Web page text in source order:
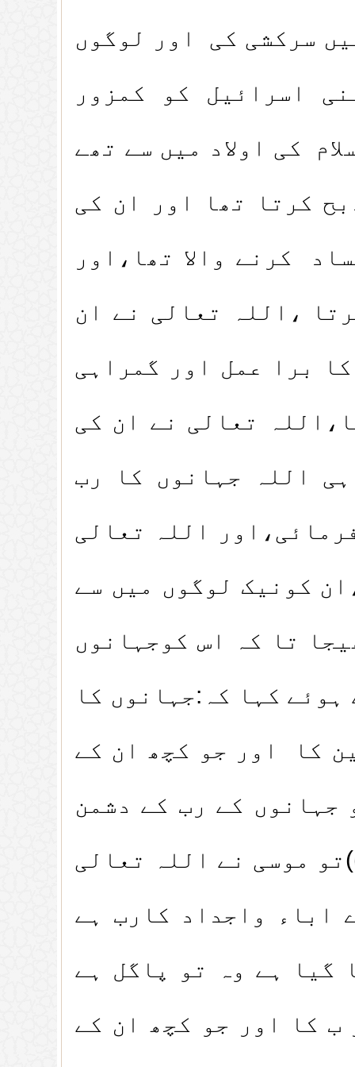
سرکشی کی اور لوگوں
اسرائیل کو کمزور
کی اولاد میں سے تھے
کرتا تھا اور ان کی
کرنے والا تھا،اور
،اللہ تعالی نے ان
برا عمل اور گمراہی
تعالی نے ان کی
اللہ جہانوں کا رب
اللہ تعالی
کونیک لوگوں میں سے
تا کہ اس کوجہانوں
کہا کہ:جہانوں کا
کا اور جو کچھ ان کے
جہانوں کے رب کے دشمن
موسی نے اللہ تعالی
اباء واجداد کارب ہے
گیا ہے وہ تو پاگل ہے
ب کا اور جو کچھ ان کے